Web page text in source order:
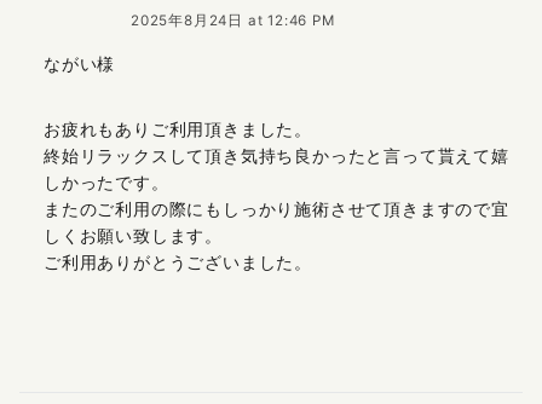
2025年8月24日 at 12:46 PM
ながい様
お疲れもありご利用頂きました。
終始リラックスして頂き気持ち良かったと言って貰えて嬉
しかったです。
またのご利用の際にもしっかり施術させて頂きますので宜
しくお願い致します。
ご利用ありがとうございました。